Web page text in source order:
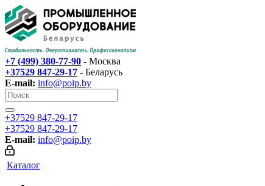
+7 (499) 380-77-90 - Москва
+37529 847-29-17‬ - Беларусь
E-mail: info@poip.by
+37529 847-29-17‬
+37529 847-29-17‬
E-mail: info@poip.by
Каталог